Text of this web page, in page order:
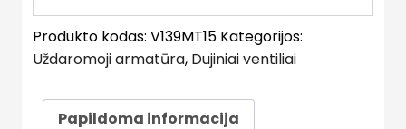
Produkto kodas: V139MT15 Kategorijos:
Uždaromoji armatūra, Dujiniai ventiliai
Papildoma informacija